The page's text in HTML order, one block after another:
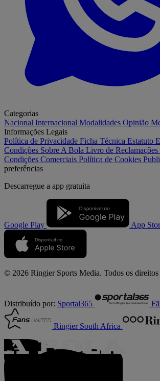
Categorias
Nacional Internacional Modalidades Opinião
Informações Legais
Política de Privacidade Ficha Técnica Estatuto
Condições Sobre A Bola Livro de Reclamações
Condições Comerciais Política de Cookies
preferências
Descarregue a app gratuita
Google Play App
© 2026 Ringier Sports Media. Todos os direitos
Distribuído por: Sportal365
Ringier South Africa